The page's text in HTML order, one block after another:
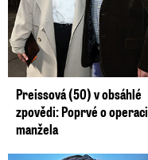
Preissová (50) v obsáhlé
zpovědi: Poprvé o operaci
manžela